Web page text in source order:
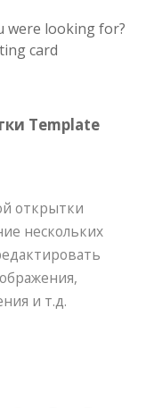
were looking for?
card
Template
открытки
нескольких
и т.д.